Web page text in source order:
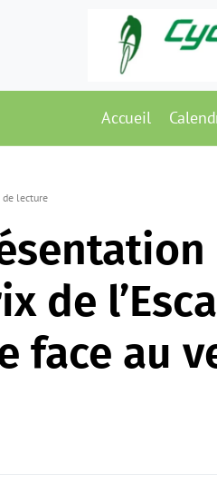
Accueil
lecture
de
face au